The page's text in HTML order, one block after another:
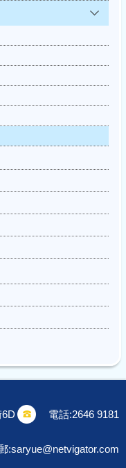
電話:2646 9181
:saryue@netvigator.com